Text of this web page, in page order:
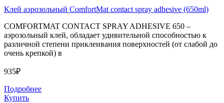
Клей аэрозольный ComfortMat contact spray adhesive (650ml)
COMFORTMAT CONTACT SPRAY ADHESIVE 650 –
аэрозольный клей, обладает удивительной способностью к
различной степени приклеивания поверхностей (от слабой до
очень крепкой) в
935₽
Подробнее
Купить